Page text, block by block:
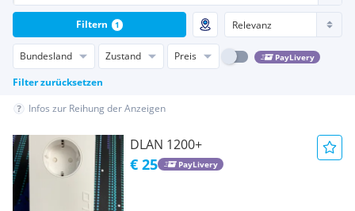
Bundesland Zustand Preis PayLivery
Filter zurücksetzen
Filtern 1
Infos zur Reihung der Anzeigen
DLAN 1200+
€ 25 PayLivery